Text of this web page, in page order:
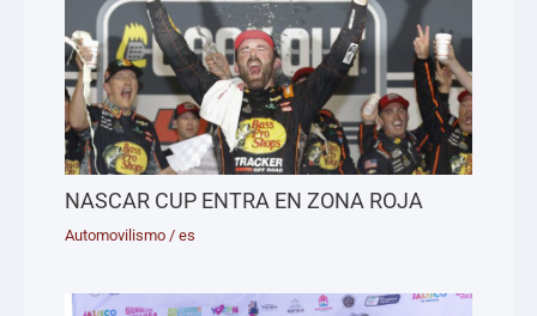
NASCAR CUP ENTRA EN ZONA ROJA
Automovilismo /es